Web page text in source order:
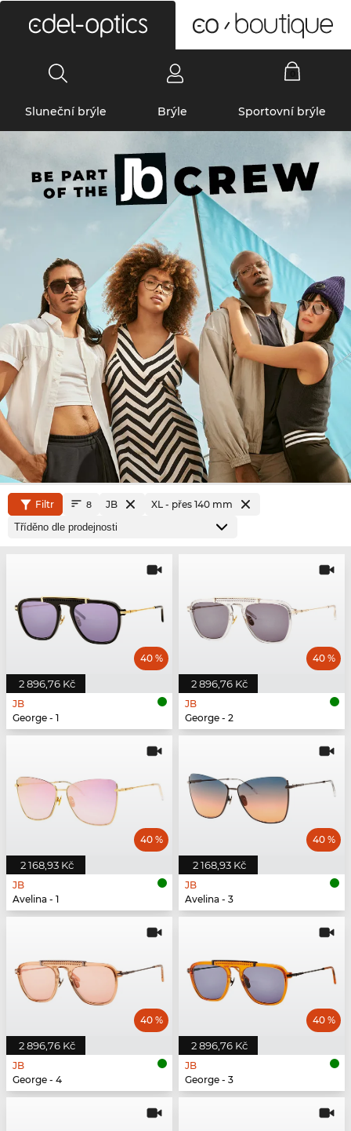
Sluneční brýle Brýle Sportovní brýle
Filtr 8 JB XL - přes 140 mm
2 896,76 Kč
40 %
JB
George - 1
2 896,76 Kč
40 %
JB
George - 2
2 168,93 Kč
40 %
JB
Avelina - 1
2 168,93 Kč
40 %
JB
Avelina - 3
2 896,76 Kč
40 %
JB
George - 4
2 896,76 Kč
40 %
JB
George - 3